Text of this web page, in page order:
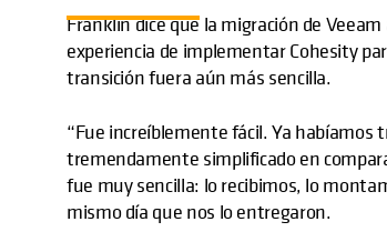
Franklin dice que la migración de
experiencia de implementar Cohesity
transición fuera aún más sencilla.
“Fue increíblemente fácil. Ya habíamos
tremendamente simplificado en
fue muy sencilla: lo recibimos, lo
mismo día que nos lo entregaron.